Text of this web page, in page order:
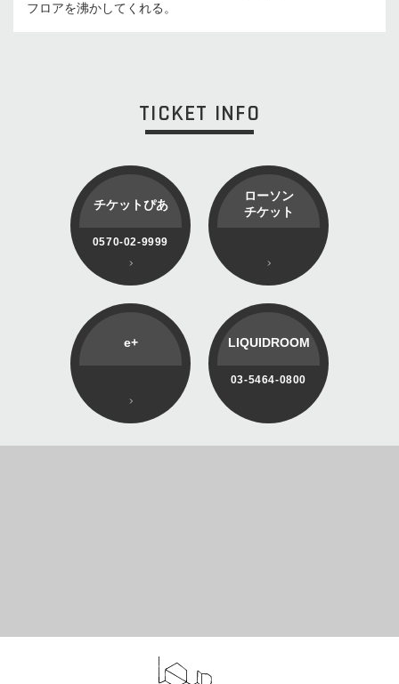
フロアを沸かしてくれる。
TICKET INFO
チケットぴあ
0570-02-9999
ローソン
チケット
e+ LIQUIDROOM
03-5464-0800